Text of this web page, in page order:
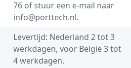
76 of stuur een e-mail naar
info@porttech.nl.
Levertijd: Nederland 2 tot 3
werkdagen, voor België 3 tot
4 werkdagen.